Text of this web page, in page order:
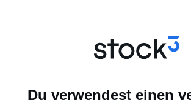
Du verwendest einen